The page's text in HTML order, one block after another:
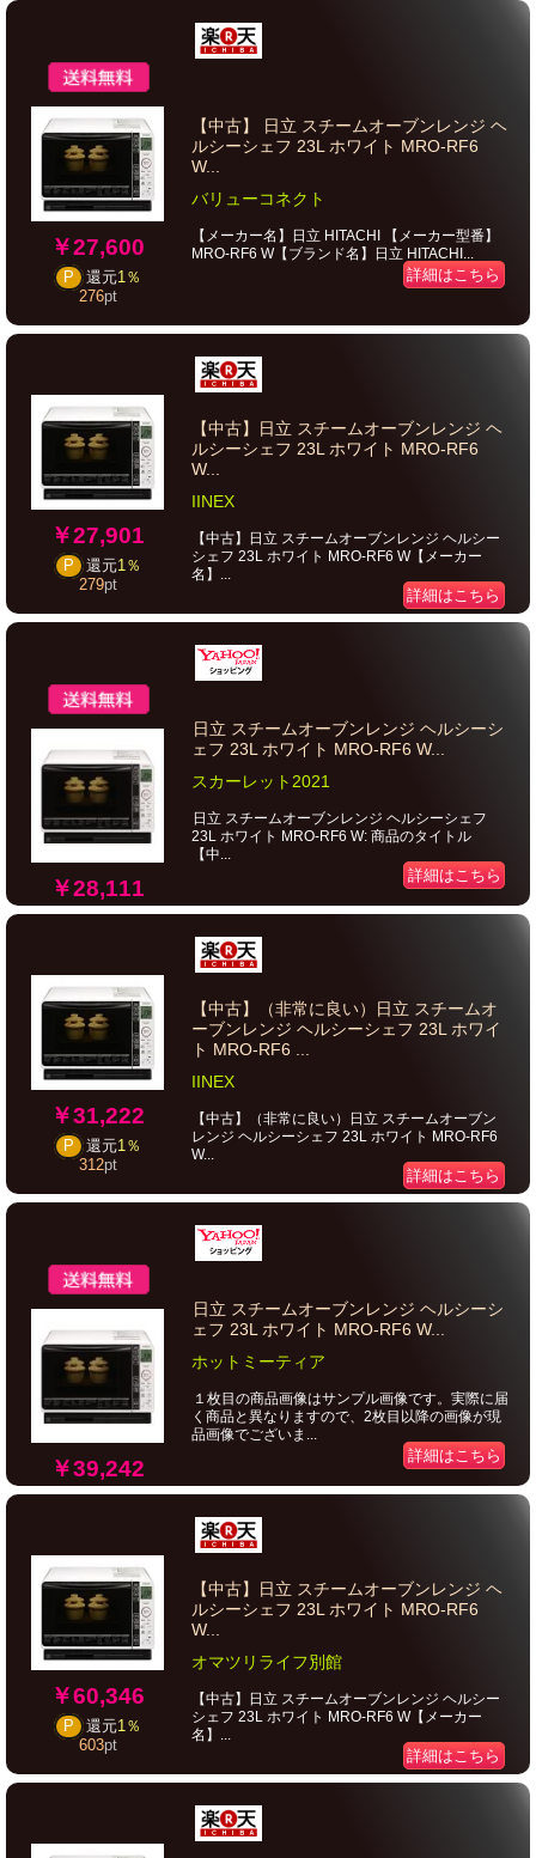
￥27,600
P 還元1％
276pt
【中古】 日立 スチームオーブンレンジ ヘ
ルシーシェフ 23L ホワイト MRO-RF6
W...
バリューコネクト
【メーカー名】日立 HITACHI 【メーカー型番】
MRO-RF6 W【ブランド名】日立 HITACHI...
詳細はこちら
￥27,901
P 還元1％
279pt
【中古】日立 スチームオーブンレンジ ヘ
ルシーシェフ 23L ホワイト MRO-RF6
W...
IINEX
【中古】日立 スチームオーブンレンジ ヘルシー
シェフ 23L ホワイト MRO-RF6 W【メーカー
名】...
詳細はこちら
￥28,111
日立 スチームオーブンレンジ ヘルシーシ
ェフ 23L ホワイト MRO-RF6 W...
スカーレット2021
日立 スチームオーブンレンジ ヘルシーシェフ
23L ホワイト MRO-RF6 W: 商品のタイトル
【中...
詳細はこちら
￥31,222
P 還元1％
312pt
【中古】（非常に良い）日立 スチームオ
ーブンレンジ ヘルシーシェフ 23L ホワイ
ト MRO-RF6 ...
IINEX
【中古】（非常に良い）日立 スチームオーブン
レンジ ヘルシーシェフ 23L ホワイト MRO-RF6
W...
詳細はこちら
￥39,242
日立 スチームオーブンレンジ ヘルシーシ
ェフ 23L ホワイト MRO-RF6 W...
ホットミーティア
１枚目の商品画像はサンプル画像です。実際に届
く商品と異なりますので、2枚目以降の画像が現
品画像でございま...
詳細はこちら
￥60,346
P 還元1％
603pt
【中古】日立 スチームオーブンレンジ ヘ
ルシーシェフ 23L ホワイト MRO-RF6
W...
オマツリライフ別館
【中古】日立 スチームオーブンレンジ ヘルシー
シェフ 23L ホワイト MRO-RF6 W【メーカー
名】...
詳細はこちら